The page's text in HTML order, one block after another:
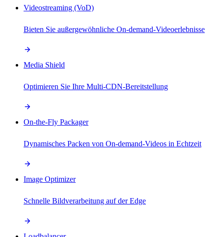
Videostreaming (VoD)
Bieten Sie außergewöhnliche On-demand-Videoerlebnisse
Media Shield
Optimieren Sie Ihre Multi-CDN-Bereitstellung
On-the-Fly Packager
Dynamisches Packen von On-demand-Videos in Echtzeit
Image Optimizer
Schnelle Bildverarbeitung auf der Edge